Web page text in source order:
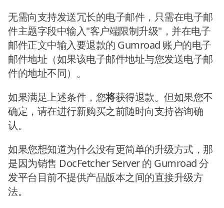
无需向支持发送冗长的电子邮件，只需在电子邮
件主题字段中输入"客户端限制升级"，并在电子
邮件正文中输入要退款的 Gumroad 账户的电子
邮件地址（如果该电子邮件地址与您发送电子邮
件的地址不同）。
如果满足上述条件，您将获得退款。但如果您不
确定，请在进行新购买之前随时向支持咨询确
认。
如果您想知道为什么没有更简单的升级方式，那
是因为销售 DocFetcher Server 的 Gumroad 分
发平台目前不提供产品版本之间的直接升级方
法。